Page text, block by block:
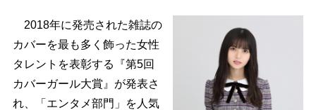
2018年に発売された雑誌の
カバーを最も多く飾った女性
タレントを表彰する『第5回
カバーガール大賞』が発表さ
れ、「エンタメ部門」を人気